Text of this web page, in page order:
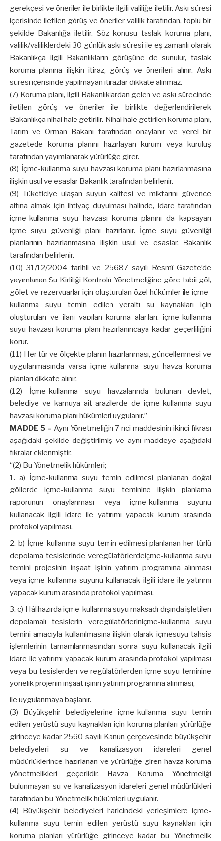
gerekçesi ve öneriler ile birlikte ilgili valiliğe iletilir. Askı süresi
içerisinde iletilen görüş ve öneriler valilik tarafından, toplu bir
şekilde Bakanlığa iletilir. Söz konusu taslak koruma planı,
valilik/valiliklerdeki 30 günlük askı süresi ile eş zamanlı olarak
Bakanlıkça ilgili Bakanlıkların görüşüne de sunulur, taslak
koruma planına ilişkin itiraz, görüş ve önerileri alınır. Askı
süresi içerisinde yapılmayan itirazlar dikkate alınmaz.
(7) Koruma planı, ilgili Bakanlıklardan gelen ve askı sürecinde
iletilen görüş ve öneriler ile birlikte değerlendirilerek
Bakanlıkça nihai hale getirilir. Nihai hale getirilen koruma planı,
Tarım ve Orman Bakanı tarafından onaylanır ve yerel bir
gazetede koruma planını hazırlayan kurum veya kuruluş
tarafından yayımlanarak yürürlüğe girer.
(8) İçme-kullanma suyu havzası koruma planı hazırlanmasına
ilişkin usul ve esaslar Bakanlık tarafından belirlenir.
(9) Tüketiciye ulaşan suyun kalitesi ve miktarını güvence
altına almak için ihtiyaç duyulması halinde, idare tarafından
içme-kullanma suyu havzası koruma planını da kapsayan
içme suyu güvenliği planı hazırlanır. İçme suyu güvenliği
planlarının hazırlanmasına ilişkin usul ve esaslar, Bakanlık
tarafından belirlenir.
(10) 31/12/2004 tarihli ve 25687 sayılı Resmî Gazete’de
yayımlanan Su Kirliliği Kontrolü Yönetmeliğine göre tabii göl,
gölet ve rezervuarlar için oluşturulan özel hükümler ile içme-
kullanma suyu temin edilen yeraltı su kaynakları için
oluşturulan ve ilanı yapılan koruma alanları, içme-kullanma
suyu havzası koruma planı hazırlanıncaya kadar geçerliliğini
korur.
(11) Her tür ve ölçekte planın hazırlanması, güncellenmesi ve
uygulanmasında varsa içme-kullanma suyu havza koruma
planları dikkate alınır.
(12) İçme-kullanma suyu havzalarında bulunan devlet,
belediye ve kamuya ait arazilerde de içme-kullanma suyu
havzası koruma planı hükümleri uygulanır.”
MADDE 5 – Aynı Yönetmeliğin 7 nci maddesinin ikinci fıkrası
aşağıdaki şekilde değiştirilmiş ve aynı maddeye aşağıdaki
fıkralar eklenmiştir.
“(2) Bu Yönetmelik hükümleri;
a) İçme-kullanma suyu temin edilmesi planlanan doğal
göllerde içme-kullanma suyu teminine ilişkin planlama
raporunun onaylanması veya içme-kullanma suyunu
kullanacak ilgili idare ile yatırımı yapacak kurum arasında
protokol yapılması,
b) İçme-kullanma suyu temin edilmesi planlanan her türlü
depolama tesislerinde veregülatörlerdeiçme-kullanma suyu
temini projesinin inşaat işinin yatırım programına alınması
veya içme-kullanma suyunu kullanacak ilgili idare ile yatırımı
yapacak kurum arasında protokol yapılması,
c) Hâlihazırda içme-kullanma suyu maksadı dışında işletilen
depolamalı tesislerin veregülatörleriniçme-kullanma suyu
temini amacıyla kullanılmasına ilişkin olarak içmesuyu tahsis
işlemlerinin tamamlanmasından sonra suyu kullanacak ilgili
idare ile yatırımı yapacak kurum arasında protokol yapılması
veya bu tesislerden ve regülatörlerden içme suyu teminine
yönelik projenin inşaat işinin yatırım programına alınması,
ile uygulanmaya başlanır.
(3) Büyükşehir belediyelerine içme-kullanma suyu temin
edilen yerüstü suyu kaynakları için koruma planları yürürlüğe
girinceye kadar 2560 sayılı Kanun çerçevesinde büyükşehir
belediyeleri su ve kanalizasyon idareleri genel
müdürlüklerince hazırlanan ve yürürlüğe giren havza koruma
yönetmelikleri geçerlidir. Havza Koruma Yönetmeliği
bulunmayan su ve kanalizasyon idareleri genel müdürlükleri
tarafından bu Yönetmelik hükümleri uygulanır.
(4) Büyükşehir belediyeleri haricindeki yerleşimlere içme-
kullanma suyu temin edilen yerüstü suyu kaynakları için
koruma planları yürürlüğe girinceye kadar bu Yönetmelik